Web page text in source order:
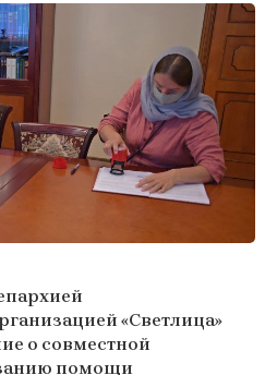
«Светлица»
о совместной
помощи